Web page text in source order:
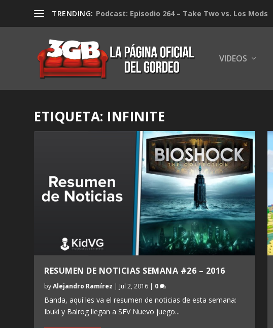
TRENDING: Podcast: Episodio 264 – Take Two vs. Los Mods
VIDEOS
ETIQUETA: INFINITE
RESUMEN DE NOTICIAS SEMANA #26 – 2016
byAlejandro Ramírez | Jul 2, 2016 | 0
Banda, aquí les va el resumen de noticias de esta semana:
Ibuki y Balrog llegan a SFV Nuevo juego...